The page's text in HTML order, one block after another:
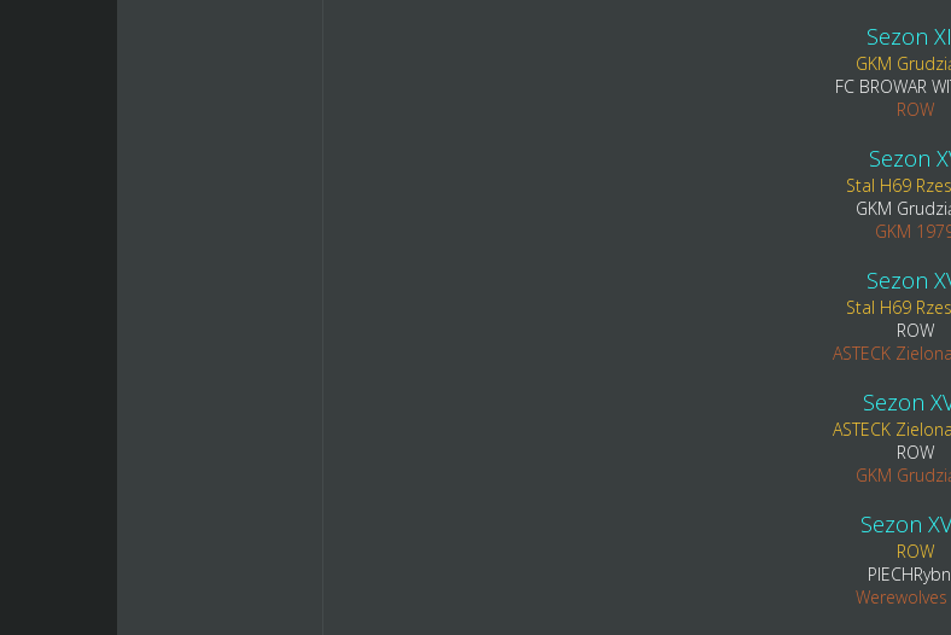
Sezon
GKM
FC BROWAR
ROW
Sezon
Stal H69
GKM
GKM
Sezon
Stal H69
ROW
ASTECK
Sezon
ASTECK
ROW
GKM
Sezon
ROW
Werewolves